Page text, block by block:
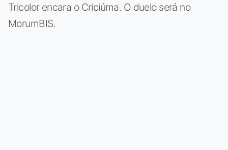
Tricolor encara o Criciúma. O duelo será no
MorumBIS.